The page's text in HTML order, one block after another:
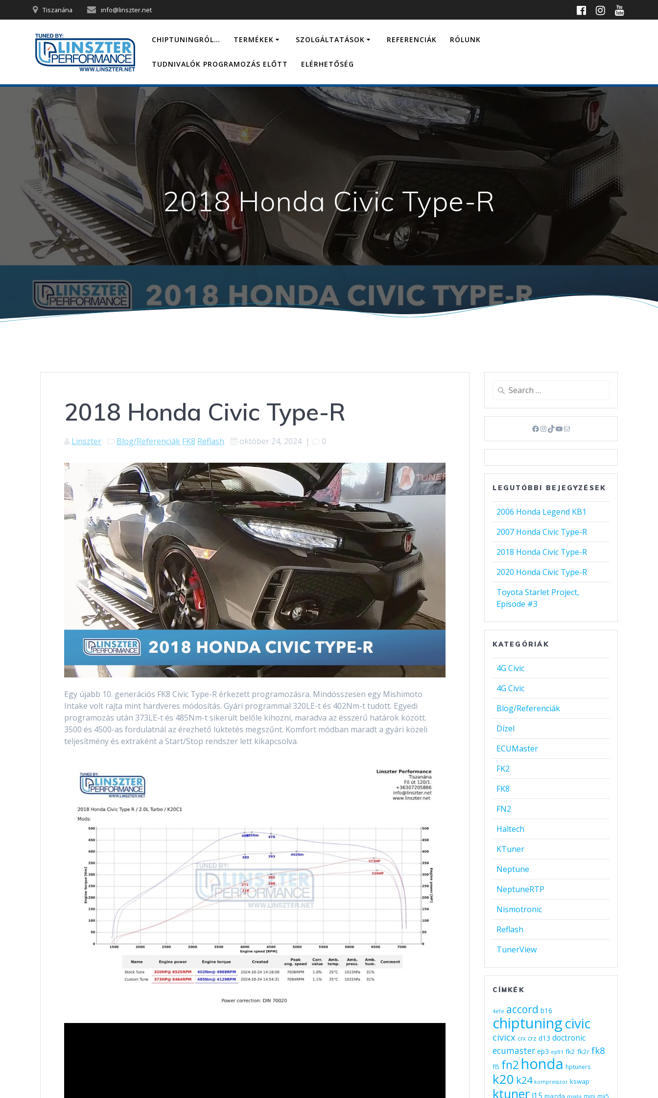
to
Tiszanána info@linszter.net
CHIPTUNINGRÓL… TERMÉKEK SZOLGÁLTATÁSOK REFERENCIÁK RÓLUNK
TUDNIVALÓK PROGRAMOZÁS ELŐTT ELÉRHETŐSÉG
2018 Honda Civic Type-R
2018 Honda Civic Type-R
Linszter Blog/Referenciák FK8 Reflash október 24, 2024| 0
Egy újabb 10. generációs FK8 Civic Type-R érkezett programozásra. Mindösszesen egy Mishimoto
Intake volt rajta mint hardveres módosítás. Gyári programmal 320LE-t és 402Nm-t tudott. Egyedi
programozás után 373LE-t és 485Nm-t sikerült belőle kihozni, maradva az ésszerű határok között.
3500 és 4500-as fordulatnál az érezhető lüktetés megszűnt. Komfort módban maradt a gyári közeli
teljesítmény és extraként a Start/Stop rendszer lett kikapcsolva.
Search
Facebook
Instagram
TikTok
YouTube
Mail
LEGUTÓBBI BEJEGYZÉSEK
2006 Honda Legend KB1
2007 Honda Civic Type-R
2018 Honda Civic Type-R
2020 Honda Civic Type-R
Toyota Starlet Project,
Episode #3
KATEGÓRIÁK
4G Civic
4G Civic
Blog/Referenciák
Dízel
ECUMaster
FK2
FK8
FN2
Haltech
KTuner
Neptune
NeptuneRTP
Nismotronic
Reflash
TunerView
CÍMKÉK
4efe accord b16
chiptuningcivic
civicx crx crz d13 doctronic
ecumaster ep3 ep91 fk2 fk2r fk8
fl5 fn2 honda hptuners
k20 k24 kompresszor kswap
ktuner l15 mazda miata mini mx5